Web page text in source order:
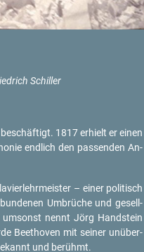
Schil­ler
1817 er­hielt er einen
end­lich den pas­sen­den An­
– einer po­li­tisch
Um­brü­che und ge­sell­
nennt Jörg Hand­stein
Beet­ho­ven mit sei­ner un­über­
und be­rühmt.